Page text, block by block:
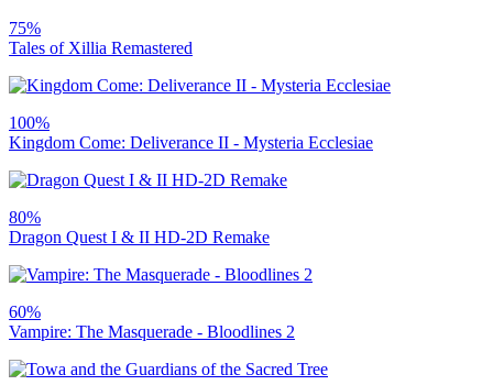
75%
Tales of Xillia Remastered
100%
Kingdom Come: Deliverance II - Mysteria Ecclesiae
80%
Dragon Quest I & II HD-2D Remake
60%
Vampire: The Masquerade - Bloodlines 2